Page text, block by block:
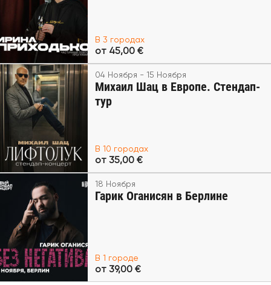
В 3 городах
от 45,00 €
04 Ноября - 15 Ноября
Михаил Шац в Европе. Стендап-
тур
В 10 городах
от 35,00 €
18 Ноября
Гарик Оганисян в Берлине
В 1 городе
от 39,00 €